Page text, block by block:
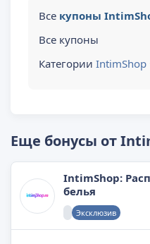
Все купоны
Все купоны
Категории IntimShop
Еще бонусы от
IntimShop:
белья
Эксклюзив